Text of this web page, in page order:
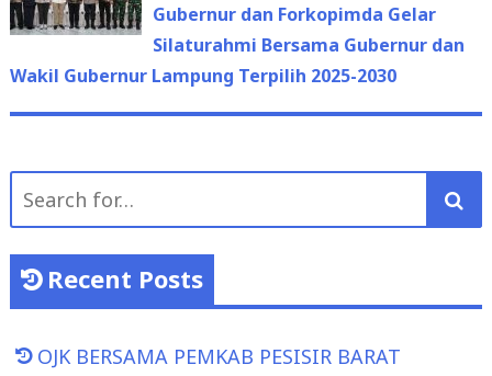
Gubernur dan Forkopimda Gelar
Silaturahmi Bersama Gubernur dan
Wakil Gubernur Lampung Terpilih 2025-2030
Search
Recent Posts
OJK BERSAMA PEMKAB PESISIR BARAT